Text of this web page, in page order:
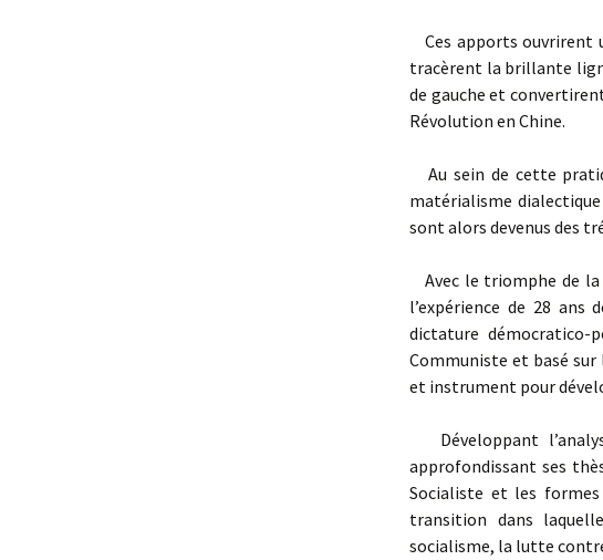
Ces apports ouvrirent
tracèrent la brillante
de gauche et
Révolution en Chine.
Au sein de cette
matérialisme
sont alors devenus des
Avec le triomphe de
l’expérience de 28
dictature
Communiste et basé
et instrument pour
Développant
approfondissant ses
Socialiste et les
transition dans
socialisme, la lutte